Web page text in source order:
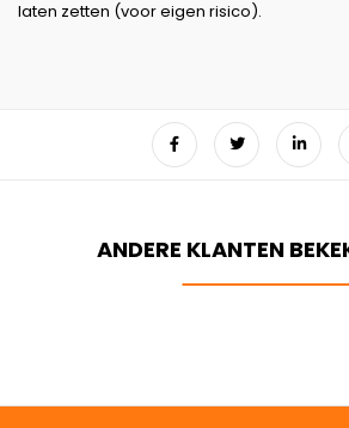
laten zetten (voor eigen risico).